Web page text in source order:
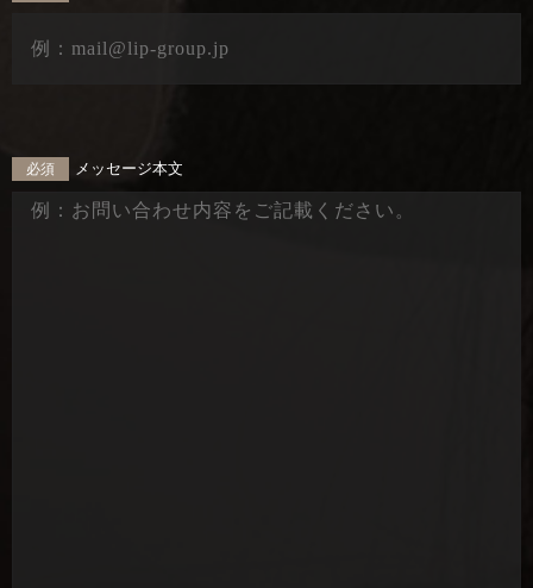
必須 メッセージ本文